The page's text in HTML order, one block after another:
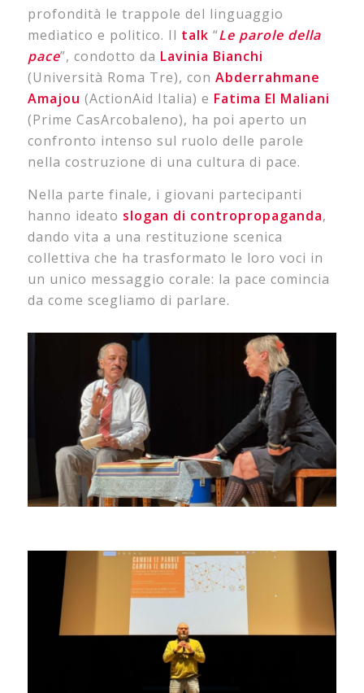
profondità le trappole del linguaggio
mediatico e politico. Il talk “Le parole della
pace”, condotto da Lavinia Bianchi
(Università Roma Tre), con Abderrahmane
Amajou (ActionAid Italia) e Fatima El Maliani
(Prime CasArcobaleno), ha poi aperto un
confronto intenso sul ruolo delle parole
nella costruzione di una cultura di pace.
Nella parte finale, i giovani partecipanti
hanno ideato slogan di contropropaganda,
dando vita a una restituzione scenica
collettiva che ha trasformato le loro voci in
un unico messaggio corale: la pace comincia
da come scegliamo di parlare.